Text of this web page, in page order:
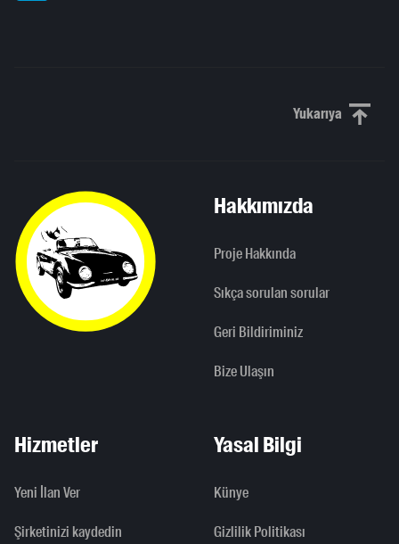
YukarıyaYukarı
Hakkımızda
Proje Hakkında
Sıkça sorulan sorular
Geri Bildiriminiz
Bize Ulaşın
Hizmetler
Yeni İlan Ver
Şirketinizi kaydedin
Yasal Bilgi
Künye
Gizlilik Politikası